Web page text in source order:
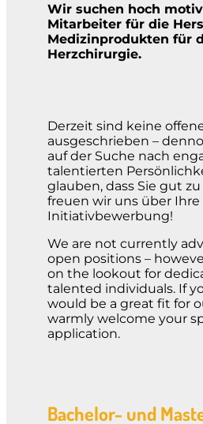
Wir suchen hoch
Mitarbeiter für die
Medizinprodukten für
Herzchirurgie.
Derzeit sind keine
ausgeschrieben –
auf der Suche nach
talentierten
glauben, dass Sie gut
freuen wir uns über Ihre
Initiativbewerbung!
We are not currently
open positions –
on the lookout for
talented individuals. If
would be a great fit for
warmly welcome your
application.
Bachelor- und